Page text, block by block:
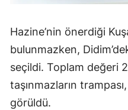
Hazine’nin önerdiği
bulunmazken,
seçildi. Toplam değeri
taşınmazların
görüldü.